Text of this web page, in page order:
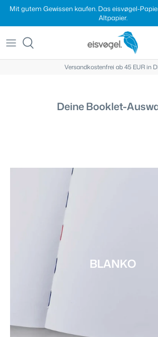
DirektMit gutem Gewissen kaufen. Das eisvøgel-
Altpapier.
Versandkostenfrei ab 45 EUR in
Deine Booklet-
BLANKO